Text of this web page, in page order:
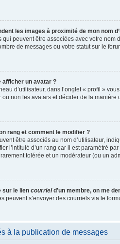
les images à proximité de mon nom
qui peuvent être associées avec votre nom
de messages ou votre statut sur le
afficher un avatar ?
d’utilisateur, dans l’onglet « profil »
ou non les avatars et décider de la
rang et comment le modifier ?
être associés au nom d’utilisateur,
l’intitulé d’un rang car il est paramétré
tolérée et un modérateur (ou un
sur le lien courrield’un membre, on me
peuvent s’envoyer des courriels via le
à la publication de messages